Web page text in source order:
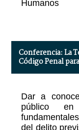
Humanos
Conferencia: La
Código Penal
Dar a
público
del delito